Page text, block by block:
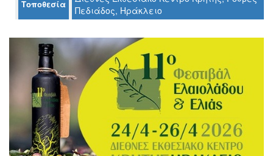
ΔΗΜΟΣ
ΠΟΛΙΤΙΣΜΟΣ
ΑΝΘΕΚΤΙΚΗ
Τοποθεσία
Πεδιάδος, Ηράκλειο